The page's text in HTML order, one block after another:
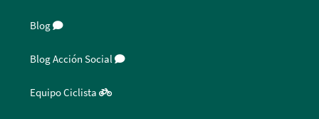
Blog
Blog Acción Social
Equipo Ciclista